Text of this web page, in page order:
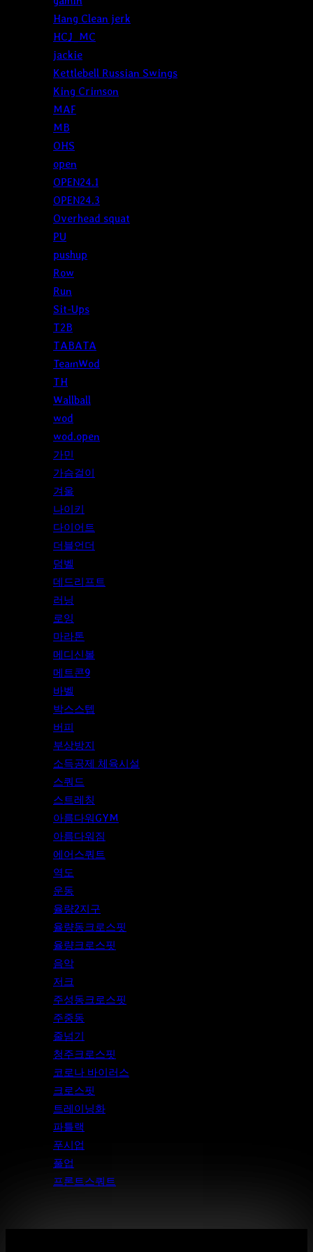
Hang Clean jerk
HCJ_MC
jackie
Kettlebell Russian Swings
King Crimson
MAF
MB
OHS
open
OPEN24.1
OPEN24.3
Overhead squat
PU
pushup
Row
Run
Sit-Ups
T2B
TABATA
TeamWod
TH
Wallball
wod
wod.open
가민
가슴걸이
겨울
나이키
다이어트
더블언더
덤벨
데드리프트
러닝
로잉
마라톤
메디신볼
메트콘9
바벨
박스스텝
버피
부상방지
소득공제 체육시설
스쿼드
스트레칭
아름다워GYM
아름다워짐
에어스쿼트
역도
운동
율량2지구
율량동크로스핏
율량크로스핏
음악
저크
주성동크로스핏
주중동
줄넘기
청주크로스핏
코로나 바이러스
크로스핏
트레이닝화
파틀랙
푸시업
풀업
프론트스쿼트